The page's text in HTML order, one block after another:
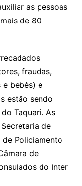
as pessoas
de 80
fraudas,
e bebês) e
estão sendo
Taquari. As
de
de Policiamento
de
do Inter